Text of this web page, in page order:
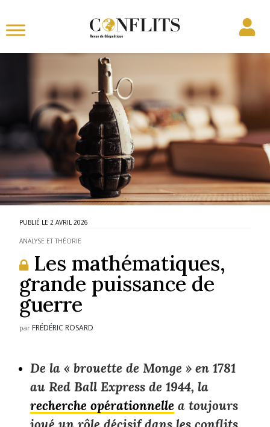
2 AVRIL 2026
ANALYSE ET THÉORIE
Les mathématiques,
grande puissance de
guerre
par FRÉDÉRIC ROSARD
De la « brouette de Monge » en 1781
au Red Ball Express de 1944, la
recherche opérationnelle a toujours